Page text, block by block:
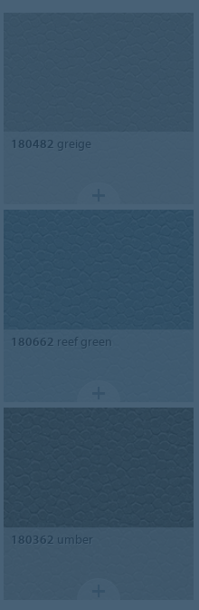
180482 greige
180662 reef green
180362 umber